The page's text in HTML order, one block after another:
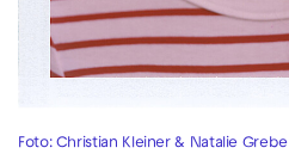
Foto: Christian Kleiner & Natalie Grebe